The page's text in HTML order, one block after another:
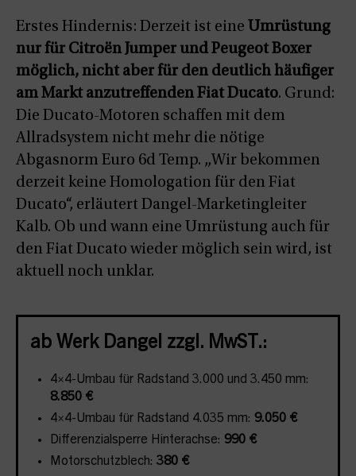
Erstes Hindernis: Derzeit ist eine Umrüstung
nur für Citroën Jumper und Peugeot Boxer
möglich, nicht aber für den deutlich häufiger
am Markt anzutreffenden Fiat Ducato. Grund:
Die Ducato-Motoren schaffen mit dem
Allradsystem nicht mehr die nötige
Abgasnorm Euro 6d Temp. „Wir bekommen
derzeit keine Homologation für den Fiat
Ducato“, erläutert Dangel-Marketingleiter
Kalb. Ob und wann eine Umrüstung auch für
den Fiat Ducato wieder möglich sein wird, ist
aktuell noch unklar.
ab Werk Dangel zzgl. MwST.:
4×4-Umbau für Radstand 3.000 und 3.450 mm:
8.850 €
4×4-Umbau für Radstand 4.035 mm: 9.050 €
Differenzialsperre Hinterachse: 990 €
Motorschutzblech: 380 €